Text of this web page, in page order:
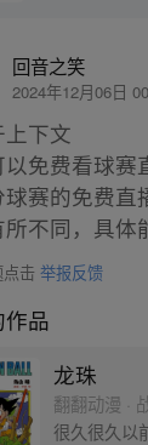
回音之笑
2024年12月06日
下文
以免费看球赛
赛的免费直
不同，具体
点击举报反馈
品
龙珠
翻翻动漫 ·
很久很久以